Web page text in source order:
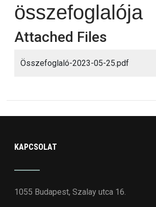
összefoglalója
Attached Files
Összefoglaló-2023-05-25.pdf
KAPCSOLAT
1055 Budapest, Szalay utca 16.